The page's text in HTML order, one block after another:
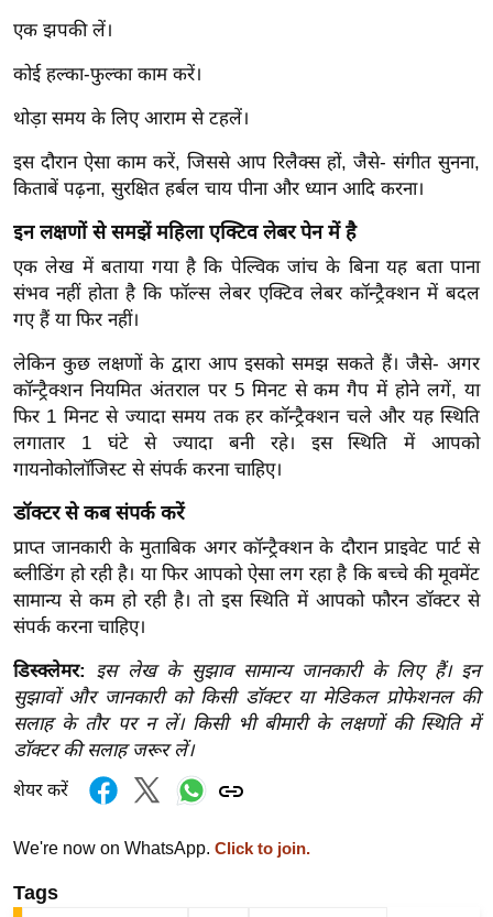
वु
फि
ल्म
मी
क्षा
B
r
e
a
k
i
n
g
N
w
s
ला
इ
फ
स्टा
इ
ल
टे
क्नॉ
जी
टी
एक झपकी लें।
कोई हल्का-फुल्का काम करें।
थोड़ा समय के लिए आराम से टहलें।
इस दौरान ऐसा काम करें, जिससे आप रिलैक्स हों, जैसे- संगीत सुनना,
किताबें पढ़ना, सुरक्षित हर्बल चाय पीना और ध्यान आदि करना।
इन लक्षणों से समझें मह‍िला एक्‍ट‍िव लेबर पेन में है
एक लेख में बताया गया है कि पेल्विक जांच के बिना यह बता पाना
संभव नहीं होता है कि फॉल्स लेबर एक्टिव लेबर कॉन्ट्रैक्शन में बदल
गए हैं या फिर नहीं।
लेकिन कुछ लक्षणों के द्वारा आप इसको समझ सकते हैं। जैसे- अगर
कॉन्ट्रैक्शन नियमित अंतराल पर 5 मिनट से कम गैप में होने लगें, या
फिर 1 मिनट से ज्यादा समय तक हर कॉन्ट्रैक्शन चले और यह स्थिति
लगातार 1 घंटे से ज्यादा बनी रहे। इस स्थिति में आपको
गायनोकोलॉजिस्ट से संपर्क करना चाहिए।
डॉक्टर से कब संपर्क करें
प्राप्त जानकारी के मुताबिक अगर कॉन्ट्रैक्शन के दौरान प्राइवेट पार्ट से
ब्लीडिंग हो रही है। या फिर आपको ऐसा लग रहा है कि बच्‍चे की मूवमेंट
सामान्‍य से कम हो रही है। तो इस स्थिति में आपको फौरन डॉक्टर से
संपर्क करना चाहिए।
डिस्क्लेमर: इस लेख के सुझाव सामान्य जानकारी के लिए हैं। इन
सुझावों और जानकारी को किसी डॉक्टर या मेडिकल प्रोफेशनल की
सलाह के तौर पर न लें। किसी भी बीमारी के लक्षणों की स्थिति में
डॉक्टर की सलाह जरूर लें।
शेयर करें
We're now on WhatsApp. Click to join.
Tags